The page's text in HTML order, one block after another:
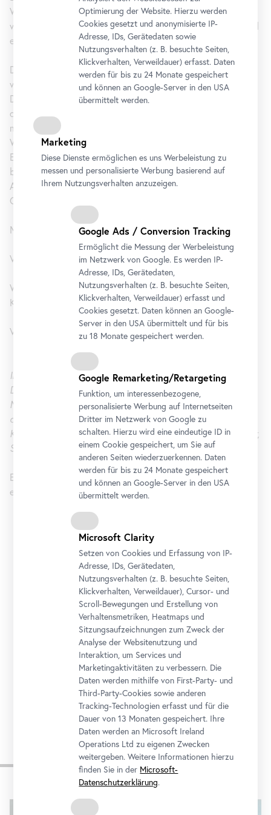
Werks und seiner eigenen Ästhetik einzusetzen. Seine Sujets
wurden zu Markenzeichen und Spiegelbildern seiner Zeit und
erregten national und international Aufsehen.
Die Anerkennung und Wertschätzung, die Makart zuteil
wurde, sowie seine malerische Auffassung der Farbe, die auf
Delacroix als Vorläufer verweist, legen einen Vergleich mit
der internationalen Kunst seiner Zeit nahe. Seine intensive
malerische Auseinandersetzung mit den Opern Richard
Wagners zeigt sein Gespür für die neuen künstlerischen
Entwicklungen. Die Entwürfe des mit Richard Wagner
befreundeten Gottfried Semper regten Makart zu eigenen
Architekturfantasien an, die sein Interesse am
Gesamtkunstwerk belegen.
Makart & Musik:
Volksoper Wien
• 20% Ermäßigung für Die Fledermaus und Die lustige
Witwe mit Ausstellungsticket MAKART (max. 2 ermäßigte
Karten pro Ticket)
• 20% Ermäßigung für die Ausstellung mit
Volksopernticket
In Kooperation mit:
Die Ausstellung findet in Zusammenarbeit mit dem Wien
Museum statt. Unter dem Titel Makart - Ein Künstler regiert
die Stadt zeigt das Wien Museum im selben Zeitraum im
Künstlerhaus die vielfältigen Beziehungen zwischen Künstler,
Stadt und Gesellschaft auf.
Ein Kombiticket für beide Ausstellungen ist um € 14,-
erhältlich.
Unteres Belvedere
Öffnungszeiten
Montag bis Sonntag 10 bis 18 Uhr
Rennweg 6, 1030 Wien
Impressionen
Optimierung der Website. Hierzu werden
Cookies gesetzt und anonymisierte IP-
Adresse, IDs, Gerätedaten sowie
Nutzungsverhalten (z. B. besuchte Seiten,
Klickverhalten, Verweildauer) erfasst. Daten
werden für bis zu 24 Monate gespeichert
und können an Google-Server in den USA
übermittelt werden.
Marketing
Diese Dienste ermöglichen es uns Werbeleistung zu
messen und personalisierte Werbung basierend auf
Ihrem Nutzungsverhalten anzuzeigen.
Google Ads / Conversion Tracking
Ermöglicht die Messung der Werbeleistung
im Netzwerk von Google. Es werden IP-
Adresse, IDs, Gerätedaten,
Nutzungsverhalten (z. B. besuchte Seiten,
Klickverhalten, Verweildauer) erfasst und
Cookies gesetzt. Daten können an Google-
Server in den USA übermittelt und für bis
zu 18 Monate gespeichert werden.
Google Remarketing/Retargeting
Funktion, um interessenbezogene,
personalisierte Werbung auf Internetseiten
Dritter im Netzwerk von Google zu
schalten. Hierzu wird eine eindeutige ID in
einem Cookie gespeichert, um Sie auf
anderen Seiten wiederzuerkennen. Daten
werden für bis zu 24 Monate gespeichert
und können an Google-Server in den USA
übermittelt werden.
Microsoft Clarity
Setzen von Cookies und Erfassung von IP-
Adresse, IDs, Gerätedaten,
Nutzungsverhalten (z. B. besuchte Seiten,
Klickverhalten, Verweildauer), Cursor- und
Scroll-Bewegungen und Erstellung von
Verhaltensmetriken, Heatmaps und
Sitzungsaufzeichnungen zum Zweck der
Analyse der Websitenutzung und
Interaktion, um Services und
Marketingaktivitäten zu verbessern. Die
Daten werden mithilfe von First-Party- und
Third-Party-Cookies sowie anderen
Tracking-Technologien erfasst und für die
Dauer von 13 Monaten gespeichert. Ihre
Daten werden an Microsoft Ireland
Operations Ltd zu eigenen Zwecken
weitergeben. Weitere Informationen hierzu
finden Sie in der Microsoft-
Datenschutzerklärung.